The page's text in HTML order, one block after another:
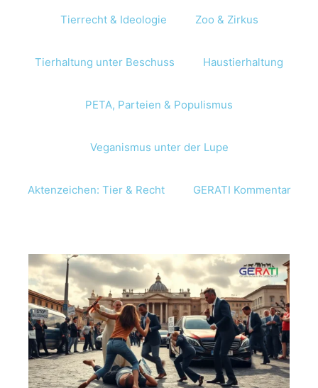
Tierrecht & Ideologie Zoo & Zirkus
Tierhaltung unter Beschuss Haustierhaltung
PETA, Parteien & Populismus
Veganismus unter der Lupe
Aktenzeichen: Tier & Recht GERATI Kommentar